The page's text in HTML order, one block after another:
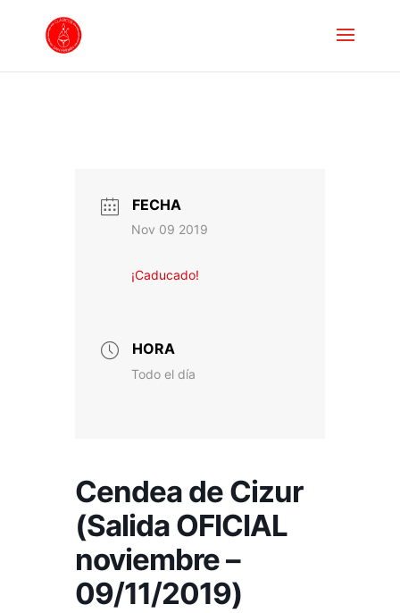
FECHA
Nov 09 2019
¡Caducado!
HORA
Todo el día
Cendea de Cizur
(Salida OFICIAL
noviembre –
09/11/2019)